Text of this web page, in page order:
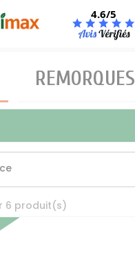
4.6/5
REMORQUES
6 produit(s)
des cookies